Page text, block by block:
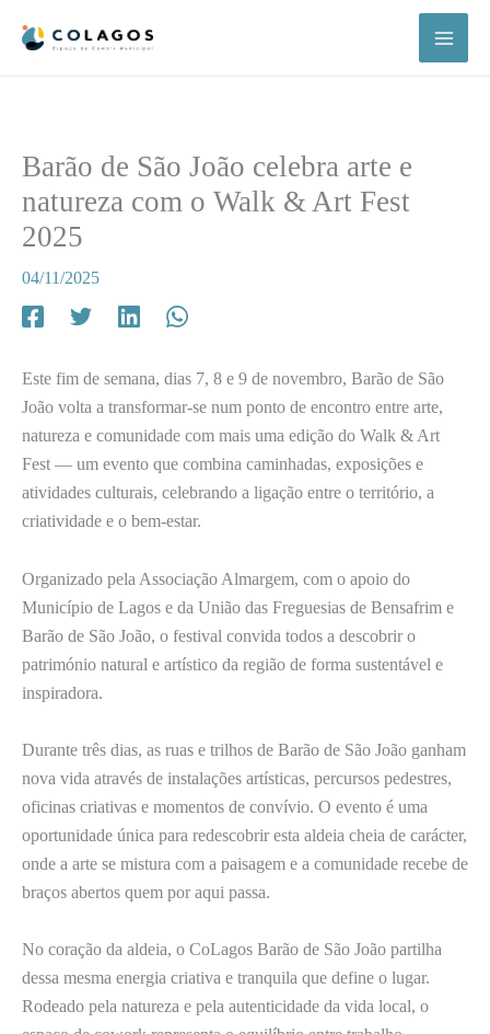
Barão de São João celebra arte e
natureza com o Walk & Art Fest
2025
04/11/2025
Este fim de semana, dias 7, 8 e 9 de novembro, Barão de São
João volta a transformar-se num ponto de encontro entre arte,
natureza e comunidade com mais uma edição do Walk & Art
Fest — um evento que combina caminhadas, exposições e
atividades culturais, celebrando a ligação entre o território, a
criatividade e o bem-estar.
Organizado pela Associação Almargem, com o apoio do
Município de Lagos e da União das Freguesias de Bensafrim e
Barão de São João, o festival convida todos a descobrir o
património natural e artístico da região de forma sustentável e
inspiradora.
Durante três dias, as ruas e trilhos de Barão de São João ganham
nova vida através de instalações artísticas, percursos pedestres,
oficinas criativas e momentos de convívio. O evento é uma
oportunidade única para redescobrir esta aldeia cheia de carácter,
onde a arte se mistura com a paisagem e a comunidade recebe de
braços abertos quem por aqui passa.
No coração da aldeia, o CoLagos Barão de São João partilha
dessa mesma energia criativa e tranquila que define o lugar.
Rodeado pela natureza e pela autenticidade da vida local, o